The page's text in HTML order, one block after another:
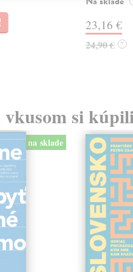
23,16 €
24,90 € ?
si
na sklade